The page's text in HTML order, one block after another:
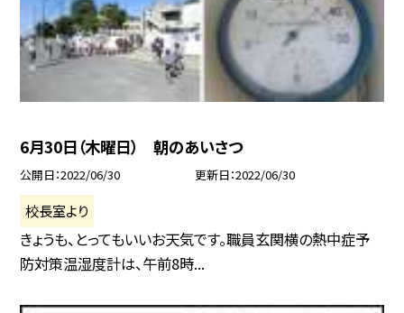
6月30日（木曜日） 朝のあいさつ
公開日 2022/06/30 更新日 2022/06/30
校長室より
きょうも、とってもいいお天気です。職員玄関横の熱中症予
防対策温湿度計は、午前8時...